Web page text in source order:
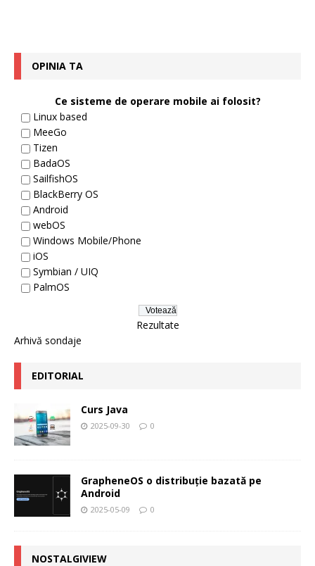
OPINIA TA
Ce sisteme de operare mobile ai folosit?
Linux based
MeeGo
Tizen
BadaOS
SailfishOS
BlackBerry OS
Android
webOS
Windows Mobile/Phone
iOS
Symbian / UIQ
PalmOS
Rezultate
Arhivă sondaje
EDITORIAL
Curs Java
2025-09-30 0
GrapheneOS o distribuție bazată pe
Android
2025-05-09 0
NOSTALGIVIEW